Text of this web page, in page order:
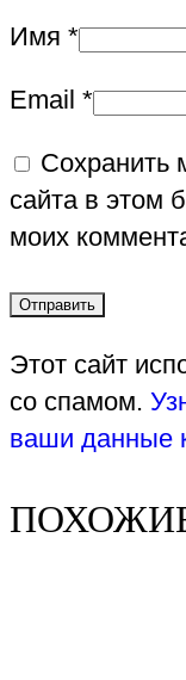
Имя *
Email *
Сохранить
сайта в этом
моих
Этот сайт
со спамом.
ваши данные